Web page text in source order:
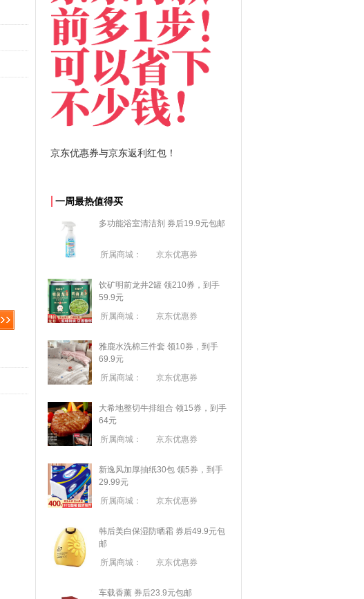
拼多多优惠券+拼多多返利
一周最热值得买
多功能浴室清洁剂 券后19.9元包邮
所属商城： 京东优惠券
饮矿明前龙井2罐 领210券，到手
59.9元
所属商城：
京东优惠券
雅鹿水洗棉三件套 领10券，到手
69.9元
所属商城：
京东优惠券
大希地整切牛排组合 领15券，到手
64元
所属商城：
京东优惠券
新逸风加厚抽纸30包 领5券，到手
29.99元
所属商城：
京东优惠券
韩后美白保湿防晒霜 券后49.9元包
邮
所属商城：
京东优惠券
车载香薰 券后23.9元包邮